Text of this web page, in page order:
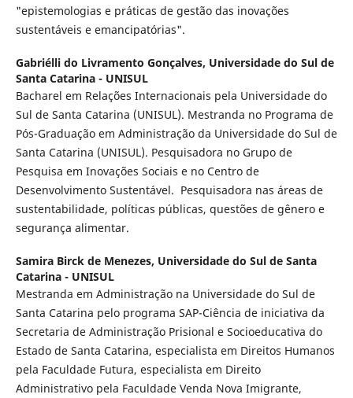
"epistemologias e práticas de gestão das inovações
sustentáveis e emancipatórias".
Gabriélli do Livramento Gonçalves, Universidade do Sul de
Santa Catarina - UNISUL
Bacharel em Relações Internacionais pela Universidade do
Sul de Santa Catarina (UNISUL). Mestranda no Programa de
Pós-Graduação em Administração da Universidade do Sul de
Santa Catarina (UNISUL). Pesquisadora no Grupo de
Pesquisa em Inovações Sociais e no Centro de
Desenvolvimento Sustentável. Pesquisadora nas áreas de
sustentabilidade, políticas públicas, questões de gênero e
segurança alimentar.
Samira Birck de Menezes, Universidade do Sul de Santa
Catarina - UNISUL
Mestranda em Administração na Universidade do Sul de
Santa Catarina pelo programa SAP-Ciência de iniciativa da
Secretaria de Administração Prisional e Socioeducativa do
Estado de Santa Catarina, especialista em Direitos Humanos
pela Faculdade Futura, especialista em Direito
Administrativo pela Faculdade Venda Nova Imigrante,